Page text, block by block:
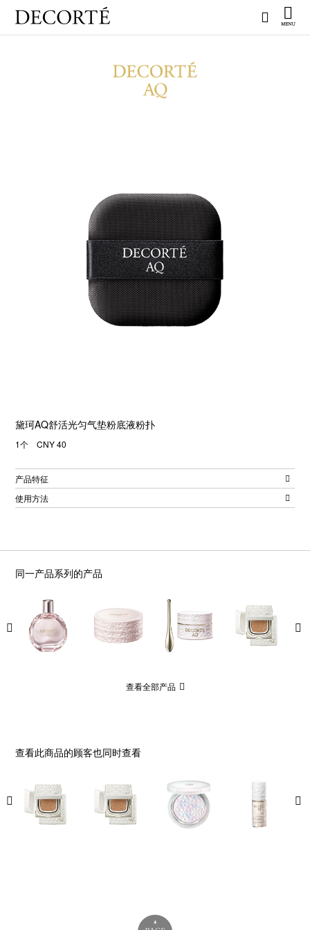
黛珂AQ舒活光匀气垫粉底液粉扑
1个 CNY 40
产品特征
使用方法
同一产品系列的产品
查看全部产品
查看此商品的顾客也同时查看